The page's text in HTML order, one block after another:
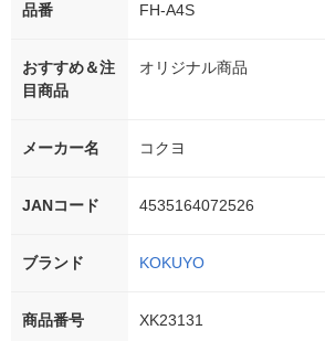
品番 FH-A4S
おすすめ＆注
目商品
オリジナル商品
メーカー名 コクヨ
JANコード 4535164072526
ブランド KOKUYO
商品番号 XK23131